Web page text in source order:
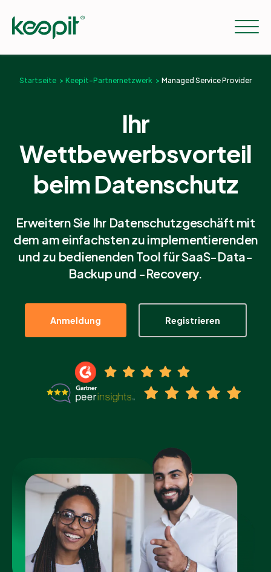
Workloads
Preise
Resourcen
Unternehmen
Partner
Demo
Startseite Keepit-Partnernetzwerk Managed Service Provider
Ihr
Wettbewerbsvorteil
beim Datenschutz
Erweitern Sie Ihr Datenschutzgeschäft mit
dem am einfachsten zu implementierenden
und zu bedienenden Tool für SaaS-Data-
Backup und -Recovery.
Anmeldung Registrieren